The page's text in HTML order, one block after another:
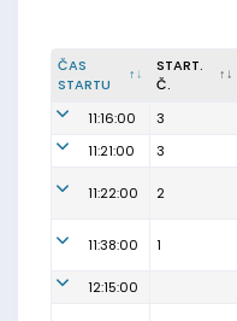
ČAS
STARTU
START.
Č.
11:16:00
3
11:21:00
3
11:22:00 2
11:38:00 1
12:15:00